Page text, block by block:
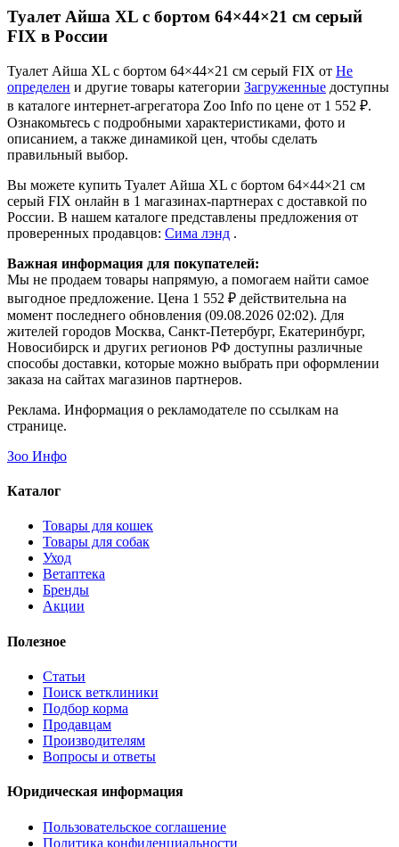
Туалет Айша XL с бортом 64×44×21 см серый
FIX в России
Туалет Айша XL с бортом 64×44×21 см серый FIX от Не
определен и другие товары категории Загруженные доступны
в каталоге интернет-агрегатора Zoo Info по цене от 1 552 ₽.
Ознакомьтесь с подробными характеристиками, фото и
описанием, а также динамикой цен, чтобы сделать
правильный выбор.
Вы можете купить Туалет Айша XL с бортом 64×44×21 см
серый FIX онлайн в 1 магазинах-партнерах с доставкой по
России. В нашем каталоге представлены предложения от
проверенных продавцов: Сима лэнд .
Важная информация для покупателей:
Мы не продаем товары напрямую, а помогаем найти самое
выгодное предложение. Цена 1 552 ₽ действительна на
момент последнего обновления (09.08.2026 02:02). Для
жителей городов Москва, Санкт-Петербург, Екатеринбург,
Новосибирск и других регионов РФ доступны различные
способы доставки, которые можно выбрать при оформлении
заказа на сайтах магазинов партнеров.
Реклама. Информация о рекламодателе по ссылкам на
странице.
Зоо Инфо
Каталог
Товары для кошек
Товары для собак
Уход
Ветаптека
Бренды
Акции
Полезное
Статьи
Поиск ветклиники
Подбор корма
Продавцам
Производителям
Вопросы и ответы
Юридическая информация
Пользовательское соглашение
Политика конфиденциальности